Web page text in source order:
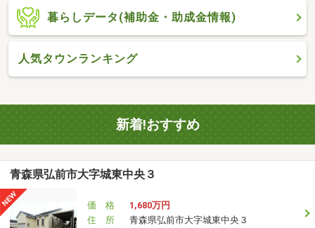
暮らしデータ(補助金・助成金情報)
人気タウンランキング
新着!おすすめ
青森県弘前市大字城東中央３
価 格
1,680万円
住 所
青森県弘前市大字城東中央３